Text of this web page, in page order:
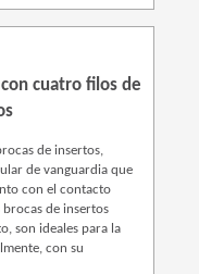
cuatro filos de
de insertos,
de vanguardia que
con el contacto
brocas de insertos
son ideales para la
con su